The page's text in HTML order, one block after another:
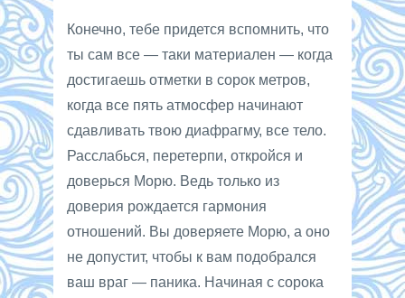
Конечно, тебе придется вспомнить, что
ты сам все — таки материален — когда
достигаешь отметки в сорок метров,
когда все пять атмосфер начинают
сдавливать твою диафрагму, все тело.
Расслабься, перетерпи, откройся и
доверься Морю. Ведь только из
доверия рождается гармония
отношений. Вы доверяете Морю, а оно
не допустит, чтобы к вам подобрался
ваш враг — паника. Начиная с сорока